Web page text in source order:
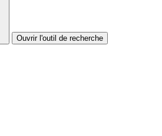
Ouvrir l'outil de recherche